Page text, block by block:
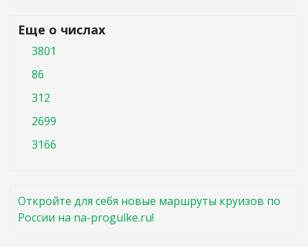
Еще о числах
3801
86
312
2699
3166
Откройте для себя новые маршруты круизов по
России на na-progulke.ru!